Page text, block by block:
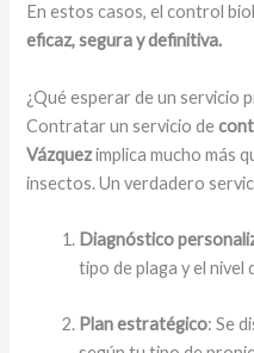
En estos casos, el control
eficaz, segura y definitiva.
¿Qué esperar de un servicio
Contratar un servicio de
Vázquezimplica mucho más
insectos. Un verdadero
Diagnóstico
tipo de plaga y el nivel
Plan estratégico: Se